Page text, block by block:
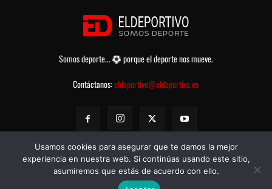
Somos deporte...
porque el deporte nos mueve.
Contáctanos:eldeportivo@eldeportivo.es
© eldeportivo.es 2008 - 2025 Todos los Derechos Reservados -
Usamos cookies para asegurar que te damos la mejor
experiencia en nuestra web. Si continúas usando este sitio,
asumiremos que estás de acuerdo con ello.